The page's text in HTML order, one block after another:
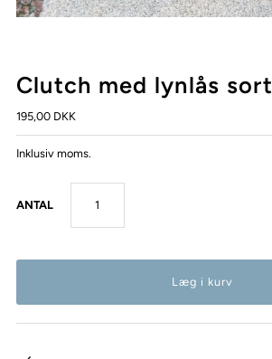
Clutch med lynlås sort
195,00 DKK
Inklusiv moms.
ANTAL